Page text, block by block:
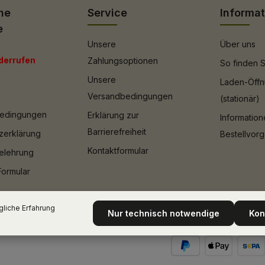
Service
Unsere
Zahlungsoptionen
Unsere
Versandbedingungen
Erklärung zur
Barrierefreiheit
Kontaktformular
Über uns
So finden
Laden-
(stationär)
Erfahrung
Nur technisch notwendige